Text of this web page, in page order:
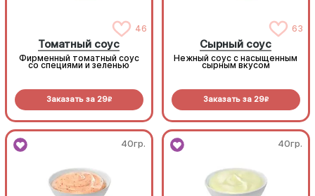
46
Томатный соус
Фирменный томатный соус
со специями и зеленью
Заказать за 29R
63
Сырный соус
Нежный соус с насыщенным
сырным вкусом
Заказать за 29R
40гр. 40гр.